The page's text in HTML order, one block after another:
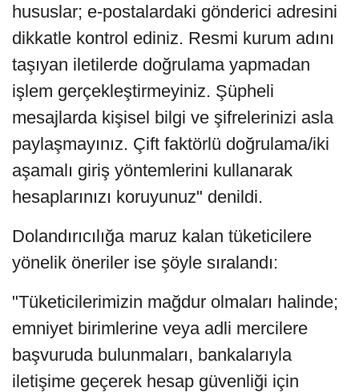
hususlar; e-postalardaki gönderici adresini
dikkatle kontrol ediniz. ⁠Resmi kurum adını
taşıyan iletilerde doğrulama yapmadan
işlem gerçekleştirmeyiniz. ⁠Şüpheli
mesajlarda kişisel bilgi ve şifrelerinizi asla
paylaşmayınız. ⁠Çift faktörlü doğrulama/iki
aşamalı giriş yöntemlerini kullanarak
hesaplarınızı koruyunuz" denildi.
Dolandırıcılığa maruz kalan tüketicilere
yönelik öneriler ise şöyle sıralandı:
"Tüketicilerimizin mağdur olmaları halinde;
emniyet birimlerine veya adli mercilere
başvuruda bulunmaları, bankalarıyla
iletişime geçerek hesap güvenliği için